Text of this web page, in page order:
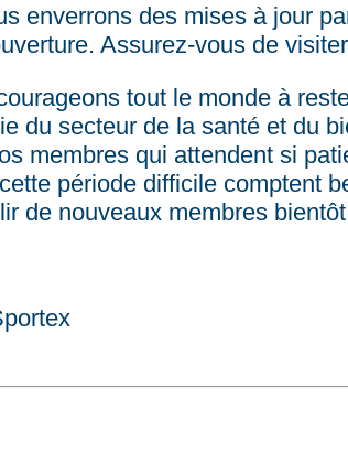
enverrons des mises à jour
Assurez-vous de
tout le monde à
du secteur de la santé et du
membres qui attendent si
période difficile comptent
de nouveaux membres